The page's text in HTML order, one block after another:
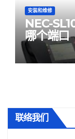
安装和维修
NEC-
哪个端口
联络我们